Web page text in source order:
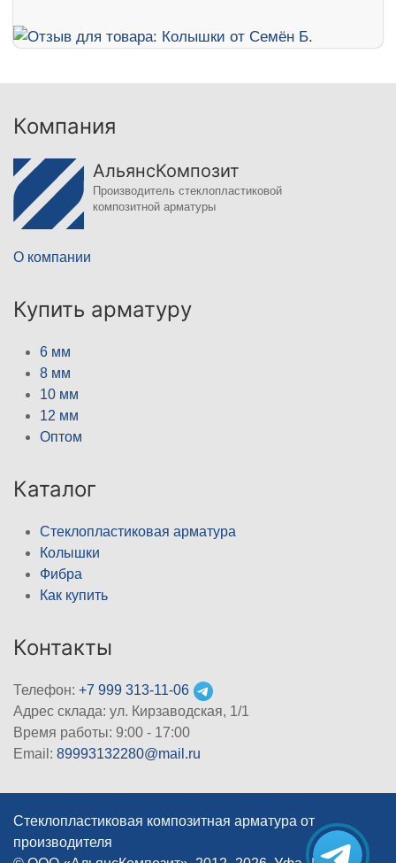
Компания
АльянсКомпозит
Производитель стеклопластиковой
композитной арматуры
О компании
Купить арматуру
6 мм
8 мм
10 мм
12 мм
Оптом
Каталог
Стеклопластиковая арматура
Колышки
Фибра
Как купить
Контакты
Телефон: +7 999 313-11-06
Адрес склада: ул. Кирзаводская, 1/1
Время работы: 9:00 - 17:00
Email: 89993132280@mail.ru
Стеклопластиковая композитная арматура от
производителя